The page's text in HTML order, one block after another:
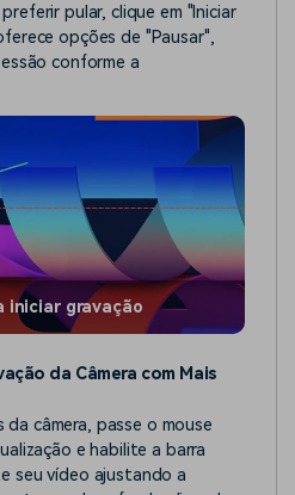
pular, clique em "Iniciar
opções de "Pausar",
conforme a
iniciar gravação
da Câmera com Mais
câmera, passe o mouse
e habilite a barra
seu vídeo ajustando a